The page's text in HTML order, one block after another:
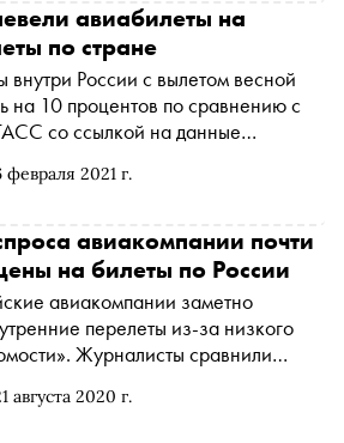
февраля 2021 г.
авиабилеты на
по стране
России с вылетом весной
на 10 процентов по сравнению с
сейчас стоит 6 733 рубля, год
августа 2020 г.
авиакомпании почти
на билеты по России
авиакомпании заметно
перелеты из-за низкого
трафиком и заметили, что